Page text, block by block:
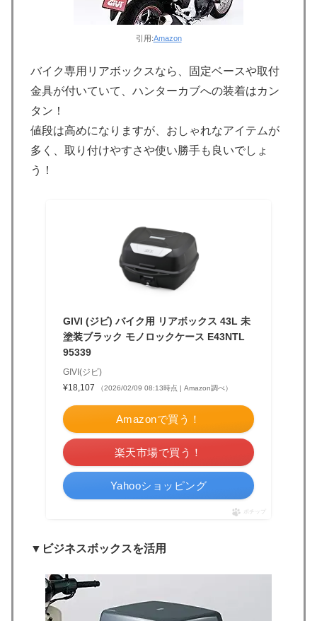
引用:Amazon
バイク専用リアボックスなら、固定ベースや取付
金具が付いていて、ハンターカブへの装着はカン
タン！
値段は高めになりますが、おしゃれなアイテムが
多く、取り付けやすさや使い勝手も良いでしょ
う！
GIVI (ジビ) バイク用 リアボックス 43L 未
塗装ブラック モノロックケース E43NTL
95339
GIVI(ジビ)
¥18,107
（2026/02/09 08:13時点 | Amazon調べ）
Amazonで買う！
楽天市場で買う！
Yahooショッピング
ポチップ
▼ビジネスボックスを活用